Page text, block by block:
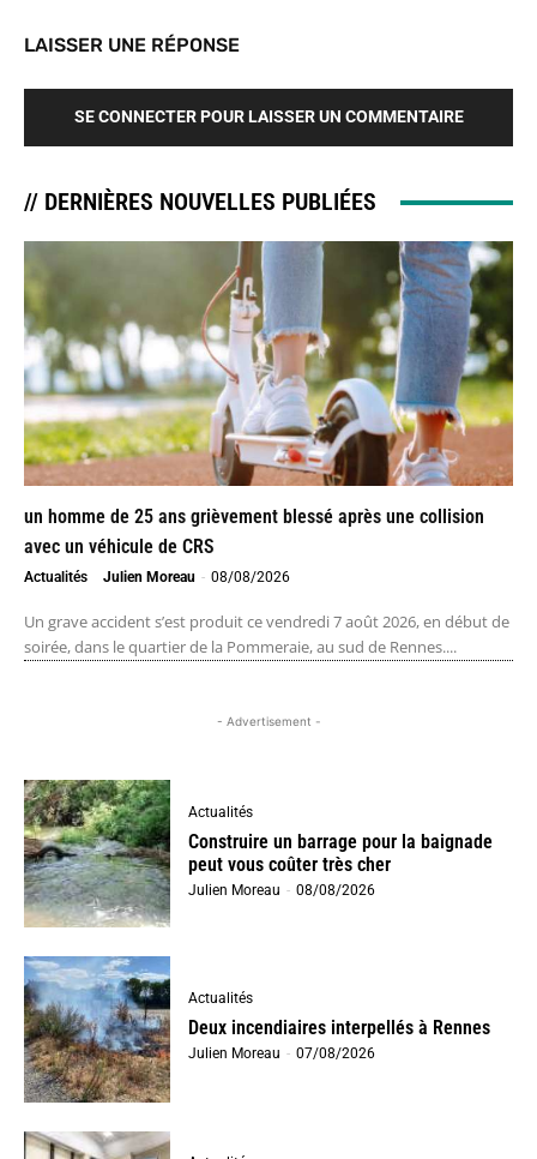
LAISSER UNE RÉPONSE
SE CONNECTER POUR LAISSER UN COMMENTAIRE
// DERNIÈRES NOUVELLES PUBLIÉES
un homme de 25 ans grièvement blessé après une collision
avec un véhicule de CRS
Actualités Julien Moreau - 08/08/2026
Un grave accident s’est produit ce vendredi 7 août 2026, en début de
soirée, dans le quartier de la Pommeraie, au sud de Rennes....
- Advertisement -
Actualités
Construire un barrage pour la baignade
peut vous coûter très cher
Julien Moreau - 08/08/2026
Actualités
Deux incendiaires interpellés à Rennes
Julien Moreau - 07/08/2026